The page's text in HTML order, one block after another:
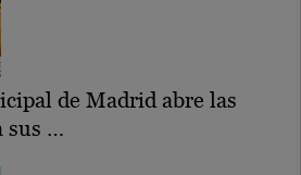
de Madrid abre las
sus …